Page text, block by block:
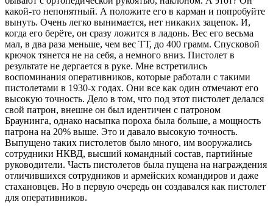
какой-то непонятный. А положите его в карман и попробуйте
вынуть. Очень легко вынимается, нет никаких зацепок. И,
когда его берёте, он сразу ложится в ладонь. Вес его весьма
мал, в два раза меньше, чем вес ТТ, до 400 грамм. Спусковой
крючок тянется не на себя, а немного вниз. Пистолет в
результате не дергается в руке. Мне встретились
воспоминания оперативников, которые работали с такими
пистолетами в 1930-х годах. Они все как один отмечают его
высокую точность. Дело в том, что под этот пистолет делался
свой патрон, внешне он был идентичен с патроном
Браунинга, однако насыпка пороха была больше, а мощность
патрона на 20% выше. Это и давало высокую точность.
Выпущено таких пистолетов было много, им вооружались
сотрудники НКВД, высший командный состав, партийные
руководители. Часть пистолетов была пущена на награждения
отличившихся сотрудников и армейских командиров и даже
стахановцев. Но в первую очередь он создавался как пистолет
для оперативников.